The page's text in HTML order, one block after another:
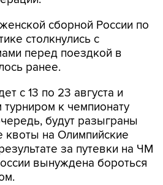
сборной России по
столкнулись с
перед поездкой в
ранее.
с 13 по 23 августа и
к чемпионату
будут разыграны
на Олимпийские
за путевки на ЧМ
вынуждена бороться